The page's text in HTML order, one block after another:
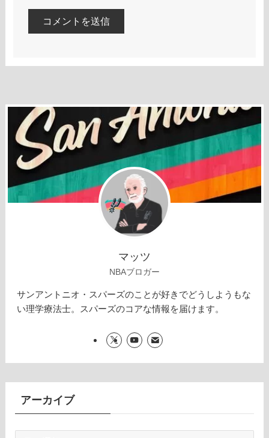
マッツ
NBAブロガー
サンアントニオ・スパーズのことが好きでどうしようもな
い理学療法士。スパーズのコアな情報を届けます。
アーカイブ